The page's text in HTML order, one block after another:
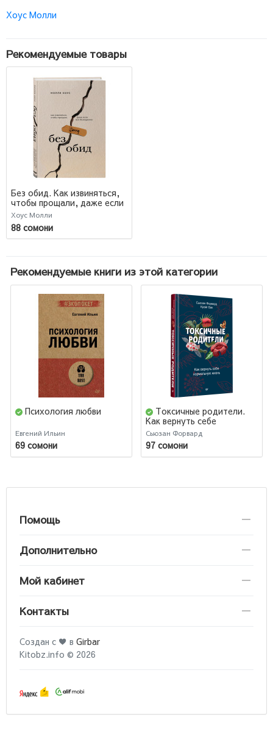
Хоус Молли
Рекомендуемые товары
Без обид. Как извиняться,
чтобы прощали, даже если
все безнадежно (AB)
Хоус Молли
88 сомони
Рекомендуемые книги из этой категории
Психология любви
Евгений Ильин
69 сомони
Токсичные родители.
Как вернуть себе
нормальную жизнь
Сьюзан Форвард
97 сомони
Помощь
Дополнительно
Мой кабинет
Контакты
Создан с ♥ в Girbar
Kitobz.info © 2026